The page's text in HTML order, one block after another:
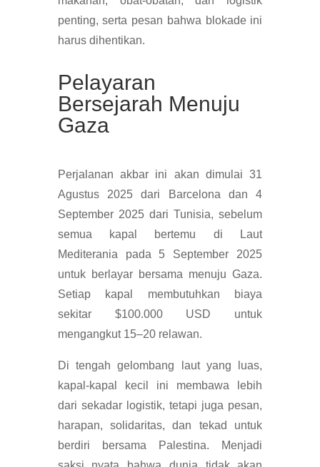
penting, serta pesan bahwa blokade ini
harus dihentikan.
Pelayaran
Bersejarah Menuju
Gaza
Perjalanan akbar ini akan dimulai 31
Agustus 2025 dari Barcelona dan 4
September 2025 dari Tunisia, sebelum
semua kapal bertemu di Laut
Mediterania pada 5 September 2025
untuk berlayar bersama menuju Gaza.
Setiap kapal membutuhkan biaya
sekitar $100.000 USD untuk
mengangkut 15–20 relawan.
Di tengah gelombang laut yang luas,
kapal-kapal kecil ini membawa lebih
dari sekadar logistik, tetapi juga pesan,
harapan, solidaritas, dan tekad untuk
berdiri bersama Palestina. Menjadi